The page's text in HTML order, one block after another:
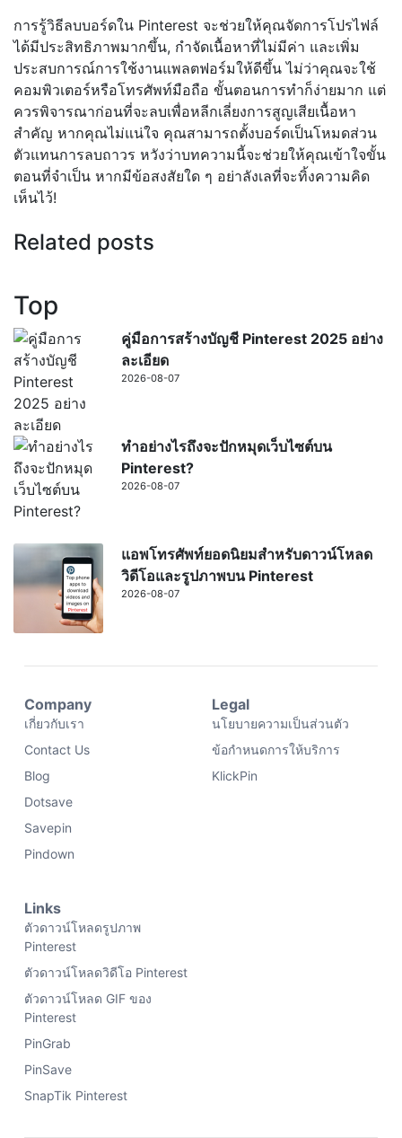
การรู้วิธีลบบอร์ดใน Pinterest จะช่วยให้คุณจัดการโปรไฟล์
ได้มีประสิทธิภาพมากขึ้น, กำจัดเนื้อหาที่ไม่มีค่า และเพิ่ม
ประสบการณ์การใช้งานแพลตฟอร์มให้ดีขึ้น ไม่ว่าคุณจะใช้
คอมพิวเตอร์หรือโทรศัพท์มือถือ ขั้นตอนการทำก็ง่ายมาก แต่
ควรพิจารณาก่อนที่จะลบเพื่อหลีกเลี่ยงการสูญเสียเนื้อหา
สำคัญ หากคุณไม่แน่ใจ คุณสามารถตั้งบอร์ดเป็นโหมดส่วน
ตัวแทนการลบถาวร หวังว่าบทความนี้จะช่วยให้คุณเข้าใจขั้น
ตอนที่จำเป็น หากมีข้อสงสัยใด ๆ อย่าลังเลที่จะทิ้งความคิด
เห็นไว้!
Related posts
Top
คู่มือการสร้างบัญชี Pinterest 2025 อย่าง
ละเอียด
2026-08-07
ทำอย่างไรถึงจะปักหมุดเว็บไซต์บน
Pinterest?
2026-08-07
แอพโทรศัพท์ยอดนิยมสำหรับดาวน์โหลด
วิดีโอและรูปภาพบน Pinterest
2026-08-07
Company
เกี่ยวกับเรา
Contact Us
Blog
Dotsave
Savepin
Pindown
Legal
นโยบายความเป็นส่วนตัว
ข้อกำหนดการให้บริการ
KlickPin
Links
ตัวดาวน์โหลดรูปภาพ
Pinterest
ตัวดาวน์โหลดวิดีโอ Pinterest
ตัวดาวน์โหลด GIF ของ
Pinterest
PinGrab
PinSave
SnapTik Pinterest